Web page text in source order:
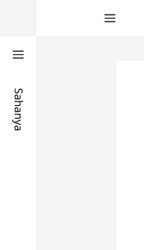
Sahanya